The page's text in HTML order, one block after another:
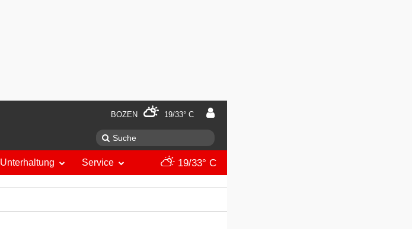
BOZEN 19/33° C
Unterhaltung Service 19/33° C